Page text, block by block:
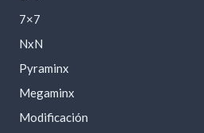
7×7
NxN
Pyraminx
Megaminx
Modificación